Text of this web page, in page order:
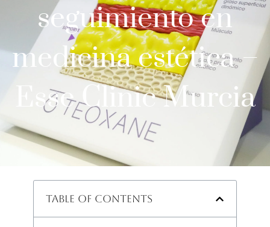
seguimiento en
medicina estética –
Esse Clinic Murcia
Table of Contents